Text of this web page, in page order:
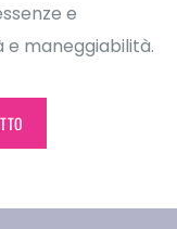
e
maneggiabilità.